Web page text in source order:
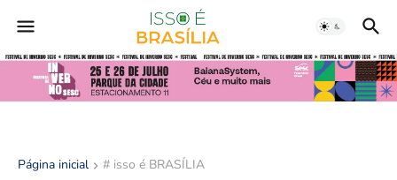
Página inicial # isso é BRASÍLIA